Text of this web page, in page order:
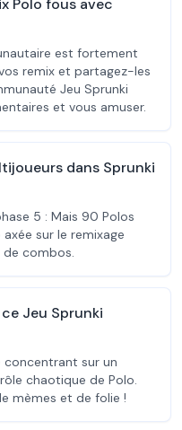
Polo fous avec
est fortement
remix et partagez-les
Jeu Sprunki
et vous amuser.
dans Sprunki
5 : Mais 90 Polos
sur le remixage
combos.
Jeu Sprunki
concentrant sur un
chaotique de Polo.
mèmes et de folie !